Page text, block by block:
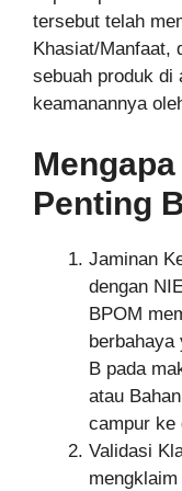
tersebut telah
Khasiat/Manfaat,
sebuah produk di
keamanannya
Penting
Jaminan
dengan
BPOM
berbahaya
B pada
atau
campur ke
Validasi
mengklaim